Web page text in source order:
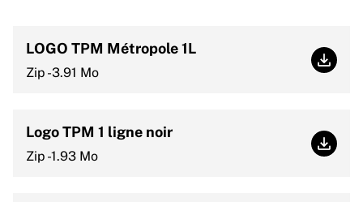
LOGO TPM Métropole 1L
Zip -3.91 Mo
Logo TPM 1 ligne noir
Zip -1.93 Mo Logo